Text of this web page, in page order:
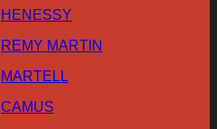
HENESSY
REMY MARTIN
MARTELL
CAMUS